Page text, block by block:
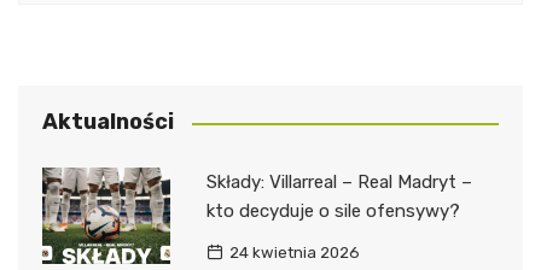
Aktualności
Składy: Villarreal – Real Madryt –
kto decyduje o sile ofensywy?
24 kwietnia 2026